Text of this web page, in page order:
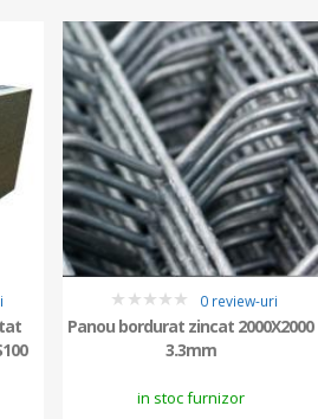
0
0 review-uri
Panou bordurat zincat 2000X2000
3.3mm
in stoc furnizor